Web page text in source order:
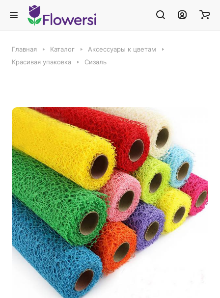
Главная Каталог
Аксессуары к цветам
Красивая упаковка
Сизаль